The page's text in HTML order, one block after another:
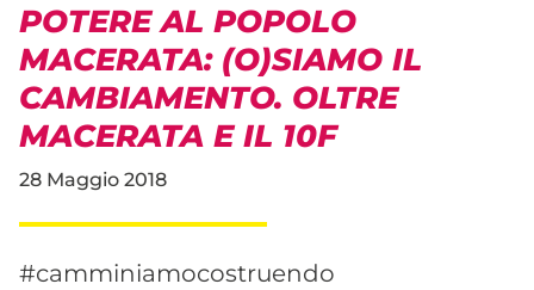
POTERE AL POPOLO
MACERATA: (O)SIAMO IL
CAMBIAMENTO. OLTRE
MACERATA E IL 10F
28 Maggio 2018
#camminiamocostruendo